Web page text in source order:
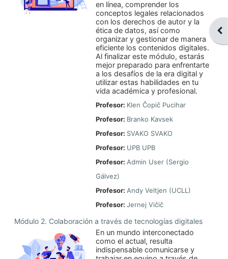
en línea, comprender los
conceptos legales relacionados
con los derechos de autor y la
ética de datos, así como
organizar y gestionar de manera
eficiente los contenidos digitales.
Al finalizar este módulo, estarás
mejor preparado para enfrentarte
a los desafíos de la era digital y
utilizar estas habilidades en tu
vida académica y profesional.
Profesor: Klen Čopič Pucihar
Profesor: Branko Kavsek
Profesor: SVAKO SVAKO
Profesor: UPB UPB
Profesor: Admin User (Sergio
Gálvez)
Profesor: Andy Veltjen (UCLL)
Profesor: Jernej Vičič
Módulo 2. Colaboración a través de tecnologías digitales
En un mundo interconectado
como el actual, resulta
indispensable comunicarse y